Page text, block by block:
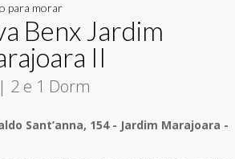
para morar
Benx Jardim
II
2 e 1 Dorm
Sant’anna, 154 - Jardim Marajoara -